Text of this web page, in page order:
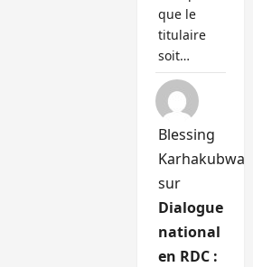
que le
titulaire
soit…
Blessing
Karhakubwa
sur
Dialogue
national
en RDC :